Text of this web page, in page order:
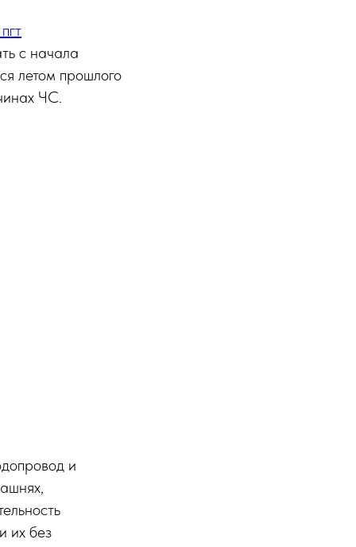
с начала
летом прошлого
ЧС.
и
их без